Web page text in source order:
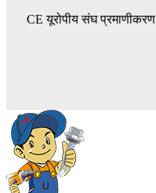
CE यूरोपीय संघ प्रमाणीकरण